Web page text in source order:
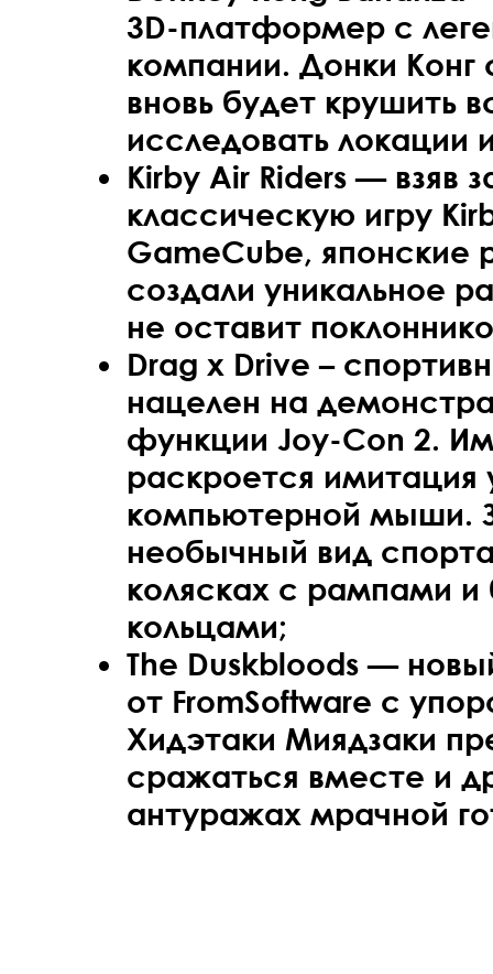
3D-платформер с
компании. Донки Конг
вновь будет крушить
исследовать локации
Kirby Air Riders — взяв
классическую игру
GameCube, японские
создали уникальное
не оставит
Drag x Drive –
нацелен на
функции Joy-Con 2.
раскроется имитация
компьютерной мыши.
необычный вид
колясках с рампами
кольцами;
The Duskbloods —
от FromSoftware с
Хидэтаки Миядзаки
сражаться вместе и
антуражах мрачной